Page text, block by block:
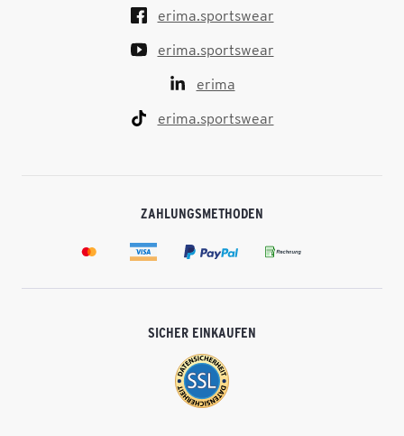
erima.sportswear
erima.sportswear
erima
erima.sportswear
ZAHLUNGSMETHODEN
SICHER EINKAUFEN